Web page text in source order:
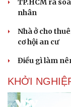
TP.HCM rà
nhân
Nhà ở cho
cơ hội an cư
Điều gì làm
KHỞI